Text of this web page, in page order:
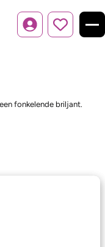
Inloggen
fonkelende briljant.